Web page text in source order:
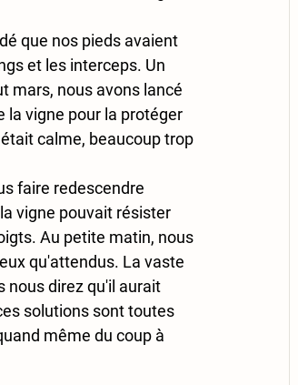
que nos pieds avaient
et les interceps. Un
mars, nous avons lancé
la vigne pour la protéger
calme, beaucoup trop
faire redescendre
vigne pouvait résister
Au petite matin, nous
qu'attendus. La vaste
nous direz qu'il aurait
solutions sont toutes
même du coup à